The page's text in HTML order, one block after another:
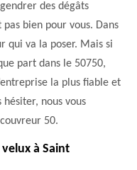
des dégâts
bien pour vous. Dans
qui va la poser. Mais si
part dans le 50750,
la plus fiable et
hésiter, nous vous
50.
à Saint